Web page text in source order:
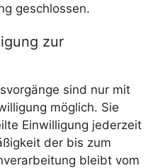
geschlossen.
zur
sind nur mit
möglich. Sie
Einwilligung jederzeit
der bis zum
bleibt vom